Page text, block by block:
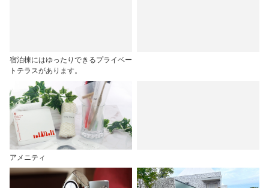
宿泊棟にはゆったりできるプライベー
トテラスがあります。
アメニティ